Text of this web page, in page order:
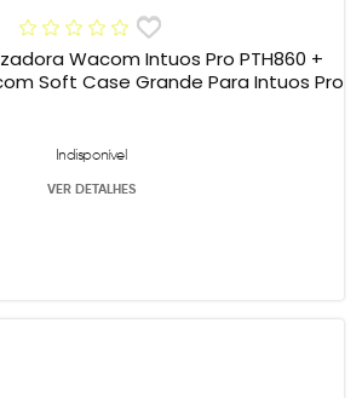
Wacom Intuos Pro PTH860 +
Soft Case Grande Para Intuos Pro
Indisponível
VER DETALHES